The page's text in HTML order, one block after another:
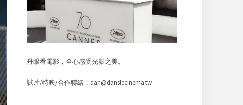
丹眼看電影，全心感受光影之美。
試片/特映/合作聯絡：dan@danslecinema.tw